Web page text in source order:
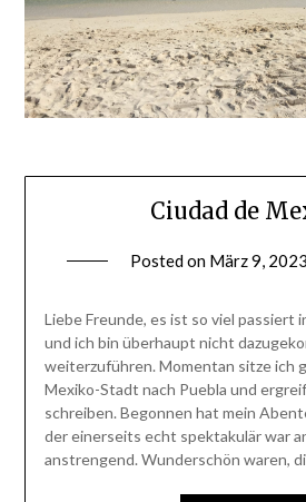
Ciudad de
Posted on März 9, 2023
Liebe Freunde, es ist so viel passiert
und ich bin überhaupt nicht
weiterzuführen. Momentan sitze ich
Mexiko-Stadt nach Puebla und
schreiben. Begonnen hat mein
der einerseits echt spektakulär war
anstrengend. Wunderschön waren,